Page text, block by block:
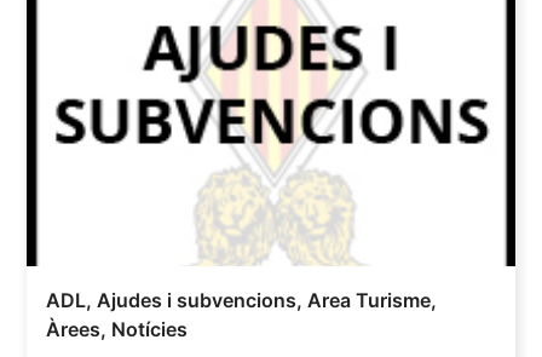
ADL,Ajudes i subvencions,Area Turisme,
Àrees, Notícies